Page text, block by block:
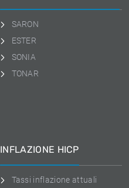
SARON
ESTER
SONIA
TONAR
INFLAZIONE HICP
Tassi inflazione attuali